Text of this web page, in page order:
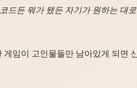
드든 뭐가 됐든 자기가 원하는 대
임이 고인물들만 남아있게 되면